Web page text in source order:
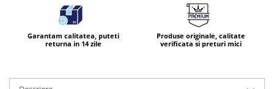
Garantam calitatea, puteti
returna in 14 zile
Produse originale, calitate
verificata si preturi mici